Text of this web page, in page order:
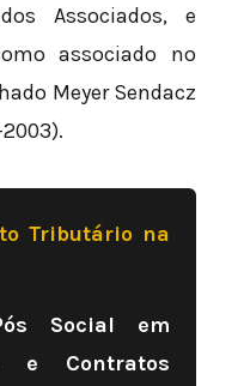
Associados, e
associado no
Meyer Sendacz
Tributário na
Social em
e Contratos